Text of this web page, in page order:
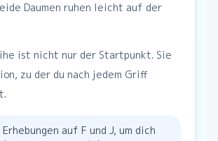
Daumen ruhen leicht auf der
ist nicht nur der Startpunkt. Sie
zu der du nach jedem Griff
auf F und J, um dich